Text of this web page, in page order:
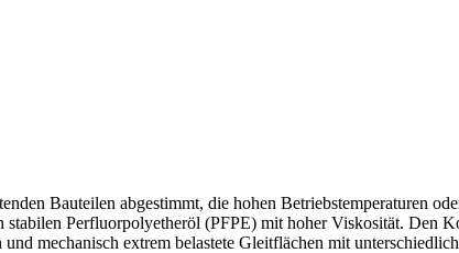
Bauteilen abgestimmt, die hohen Betriebstemperaturen
Perfluorpolyetheröl (PFPE) mit hoher Viskosität. Den
mechanisch extrem belastete Gleitflächen mit